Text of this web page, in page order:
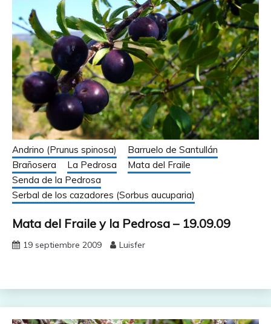
Andrino (Prunus spinosa)
Barruelo de Santullán
Brañosera
La Pedrosa
Mata del Fraile
Senda de la Pedrosa
Serbal de los cazadores (Sorbus aucuparia)
Mata del Fraile y la Pedrosa – 19.09.09
19 septiembre 2009 Luisfer